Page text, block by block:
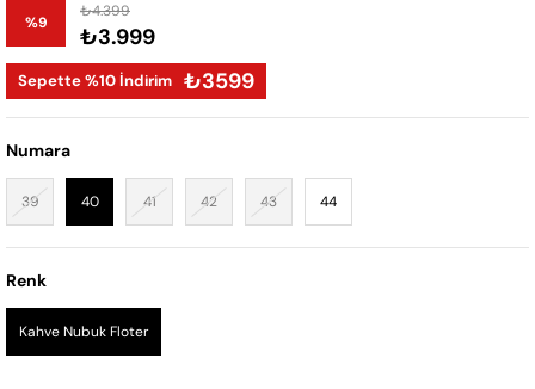
%9
İndirim
₺4.399
₺3.999
Sepette %10 İndirim ₺3599
Numara
39 40 41 42 43 44
Renk
Kahve Nubuk Floter